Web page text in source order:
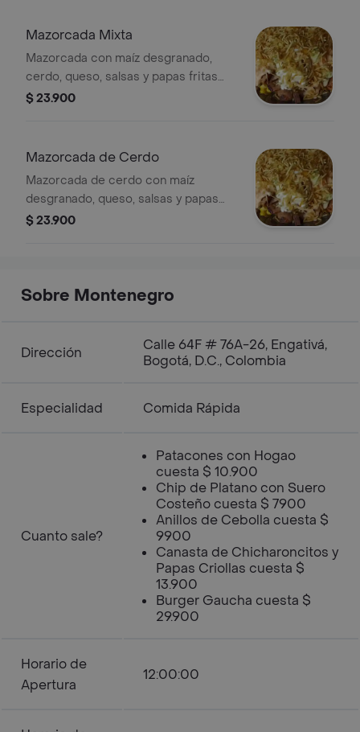
Mazorcada Mixta
Mazorcada con maíz desgranado,
cerdo, queso, salsas y papas fritas
trituradas.
$ 23.900
Mazorcada de Cerdo
Mazorcada de cerdo con maíz
desgranado, queso, salsas y papas
fritas trituradas.
$ 23.900
Sobre Montenegro
Dirección
Calle 64F # 76A-26, Engativá,
Bogotá, D.C., Colombia
Especialidad Comida Rápida
Cuanto sale?
Patacones con Hogao
cuesta $ 10.900
Chip de Platano con Suero
Costeño cuesta $ 7900
Anillos de Cebolla cuesta $
9900
Canasta de Chicharoncitos y
Papas Criollas cuesta $
13.900
Burger Gaucha cuesta $
29.900
Horario de
Apertura
12:00:00